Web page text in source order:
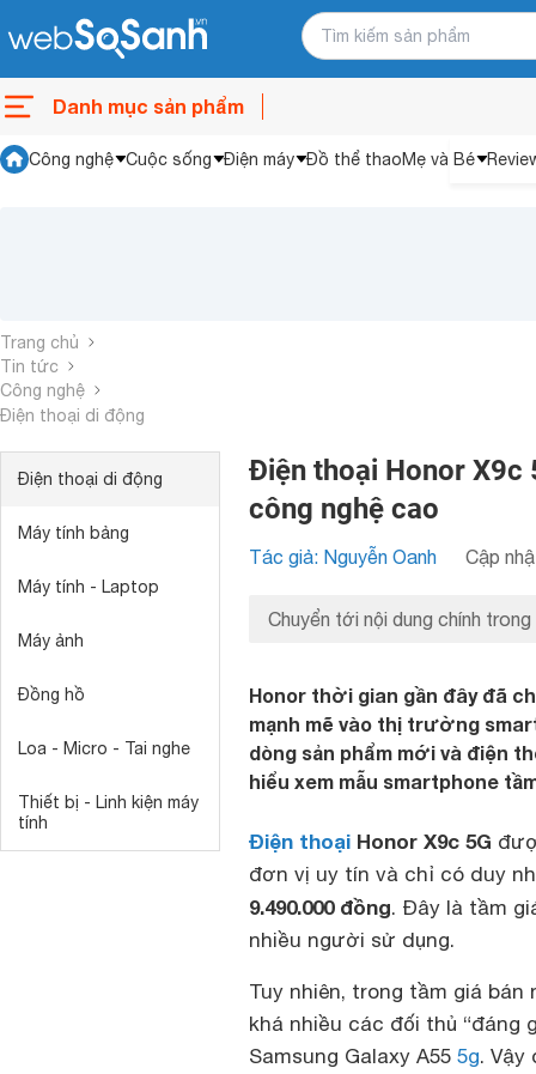
Danh mục sản phẩm
Công nghệ Cuộc sống Điện máy Đồ thể thaoMẹ và Bé
Trang chủ
Tin tức
Công nghệ
Điện thoại di động
Điện thoại di động
Máy tính bảng
Máy tính - Laptop
Máy ảnh
Đồng hồ
Loa - Micro - Tai nghe
Thiết bị - Linh kiện máy
tính
Điện thoại Honor X9c
công nghệ cao
Tác giả: Nguyễn Oanh Cập
Chuyển tới nội dung chính
Honor thời gian gần đây đã
mạnh mẽ vào thị trường
dòng sản phẩm mới và điện
hiểu xem mẫu smartphone
Điện thoại Honor X9c 5G
đơn vị uy tín và chỉ có duy
9.490.000 đồng. Đây là tầm
nhiều người sử dụng.
Tuy nhiên, trong tầm giá
khá nhiều các đối thủ “đáng
Samsung Galaxy A55 5g. Vậy